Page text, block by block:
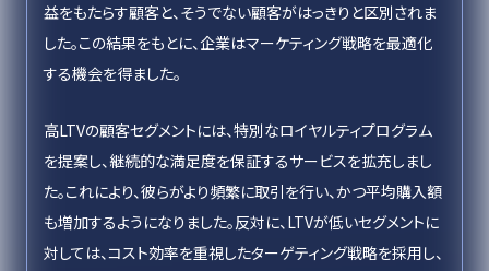
益をもたらす顧客と、そうでない顧客がはっきりと区別されま
した。この結果をもとに、企業はマーケティング戦略を最適化
する機会を得ました。
高LTVの顧客セグメントには、特別なロイヤルティプログラム
を提案し、継続的な満足度を保証するサービスを拡充しまし
た。これにより、彼らがより頻繁に取引を行い、かつ平均購入額
も増加するようになりました。反対に、LTVが低いセグメントに
対しては、コスト効率を重視したターゲティング戦略を採用し、